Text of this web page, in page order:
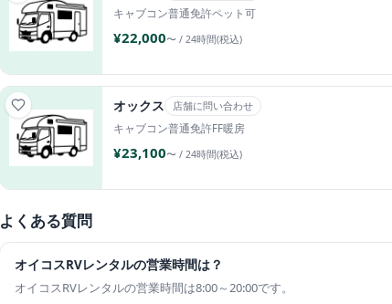
キャブコン普通免許ペット可
¥22,000〜 / 24時間(税込)
オックス 店舗に問い合わせ
キャブコン普通免許FF暖房
¥23,100〜 / 24時間(税込)
よくある質問
オイコスRVレンタルの営業時間は？
オイコスRVレンタルの営業時間は8:00～20:00です。